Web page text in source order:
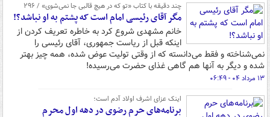
چند دقیقه با کتاب‌ «تو که در هیچ قالبی جا نمی‌شوی» / ۲۹۶
مگر آقای رئیسی امام است که پشتم به او نباشد؟!
خانم مشهدی شروع کرد به خاطره تعریف کردن از
اینکه قبل از ریاست جمهوری، آقای رئیسی را
نمی‌شناخته و فقط می‌دانسته که از وقتی تولیت عوض شده، همه چیز بهتر
شده و دیگر به آنها هم گاهی غذای حضرت می‌رسیده!
۱۳ مرداد ۰۴ - ۰۶:۴۹
اینک عزای اشرف اولاد آدم است؛
برنامه‌های حرم رضوی در دهه اول محرم